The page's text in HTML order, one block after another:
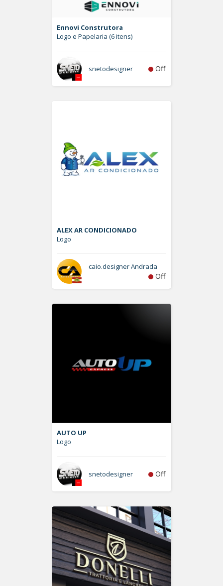
Ennovi Construtora
Logo e Papelaria (6 itens)
snetodesigner Off
ALEX AR CONDICIONADO
Logo
caio.designer Andrada
Off
AUTO UP
Logo
snetodesigner Off